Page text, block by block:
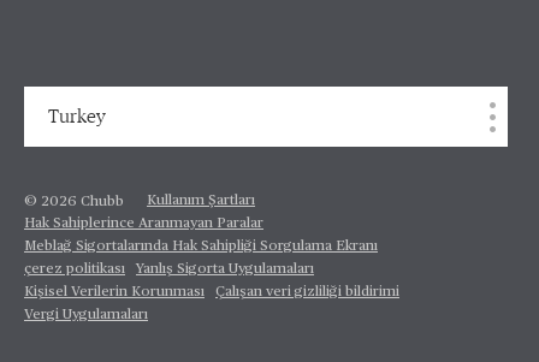
Turkey
© 2026 Chubb
Kullanım Şartları
Hak Sahiplerince Aranmayan Paralar
Meblağ Sigortalarında Hak Sahipliği Sorgulama Ekranı
çerez politikası
Yanlış Sigorta Uygulamaları
Kişisel Verilerin Korunması
Çalışan veri gizliliği bildirimi
Vergi Uygulamaları